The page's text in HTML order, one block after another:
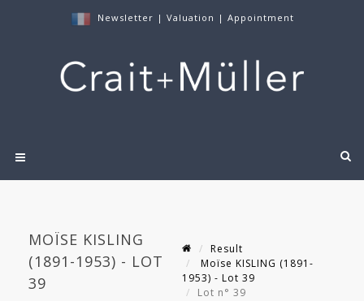
Newsletter | Valuation | Appointment
MOÏSE KISLING
(1891-1953) - LOT
39
Result
Moïse KISLING (1891-
1953) - Lot 39
Lot n° 39